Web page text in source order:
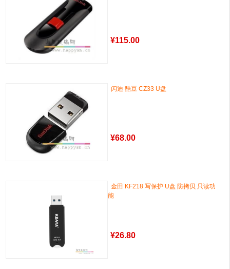
¥115.00
闪迪 酷豆 CZ33 U盘
¥68.00
金田 KF218 写保护 U盘 防拷贝 只读功
能
¥26.80